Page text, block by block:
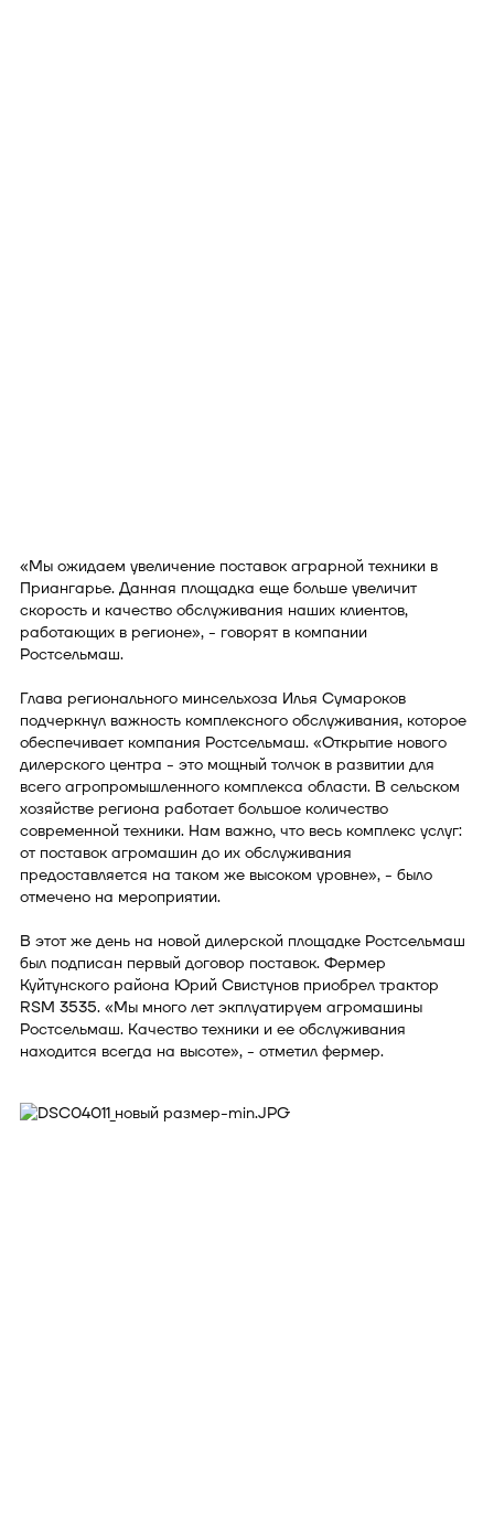
«Мы ожидаем увеличение поставок аграрной техники в
Приангарье. Данная площадка еще больше увеличит
скорость и качество обслуживания наших клиентов,
работающих в регионе», - говорят в компании
Ростсельмаш.
Глава регионального минсельхоза Илья Сумароков
подчеркнул важность комплексного обслуживания, которое
обеспечивает компания Ростсельмаш. «Открытие нового
дилерского центра - это мощный толчок в развитии для
всего агро­промышленного комплекса обла­сти. В сельском
хозяйстве региона работает большое количество
современной техники. Нам важно, что весь комплекс услуг:
от поставок агромашин до их обслуживания
предоставляется на таком же высоком уровне», - было
отмечено на мероприятии.
В этот же день на новой дилерской площадке Ростсельмаш
был подписан первый договор поставок. Фер­мер
Куйтунского района Юрий Свистунов приобрел трактор
RSM 3535. «Мы много лет экплуатируем агромашины
Ростсельмаш. Качество техники и ее обслуживания
находится всегда на высоте», - отметил фермер.